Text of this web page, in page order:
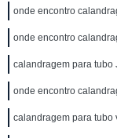
onde encontro
onde encontro
calandragem para tubo
onde encontro
calandragem para tubo